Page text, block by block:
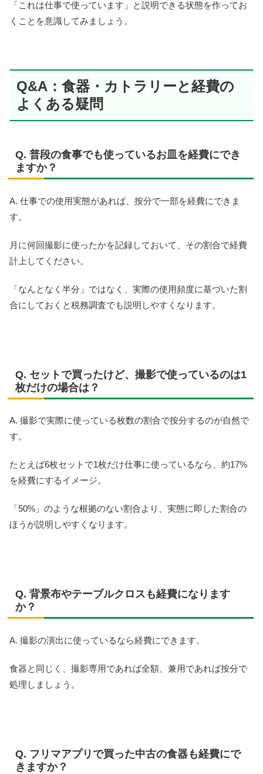
「これは仕事で使っています」と説明できる状態を作ってお
くことを意識してみましょう。
Q&A：食器・カトラリーと経費の
よくある疑問
Q. 普段の食事でも使っているお皿を経費にでき
ますか？
A. 仕事での使用実態があれば、按分で一部を経費にできま
す。
月に何回撮影に使ったかを記録しておいて、その割合で経費
計上してください。
「なんとなく半分」ではなく、実際の使用頻度に基づいた割
合にしておくと税務調査でも説明しやすくなります。
Q. セットで買ったけど、撮影で使っているのは1
枚だけの場合は？
A. 撮影で実際に使っている枚数の割合で按分するのが自然で
す。
たとえば6枚セットで1枚だけ仕事に使っているなら、約17%
を経費にするイメージ。
「50%」のような根拠のない割合より、実態に即した割合の
ほうが説明しやすくなります。
Q. 背景布やテーブルクロスも経費になります
か？
A. 撮影の演出に使っているなら経費にできます。
食器と同じく、撮影専用であれば全額、兼用であれば按分で
処理しましょう。
Q. フリマアプリで買った中古の食器も経費にで
きますか？